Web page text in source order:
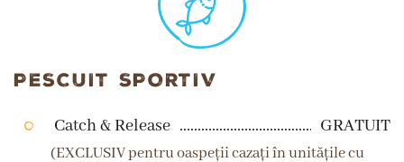
PESCUIT SPORTIV
Catch & Release GRATUIT
(EXCLUSIV pentru oaspeții cazați în unitățile cu